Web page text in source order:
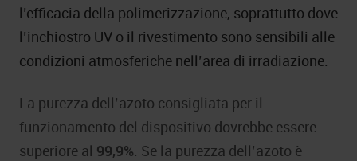
l’efficacia della polimerizzazione, soprattutto dove
l’inchiostro UV o il rivestimento sono sensibili alle
condizioni atmosferiche nell’area di irradiazione.
La purezza dell’azoto consigliata per il
funzionamento del dispositivo dovrebbe essere
superiore al 99,9% . Se la purezza dell’azoto è